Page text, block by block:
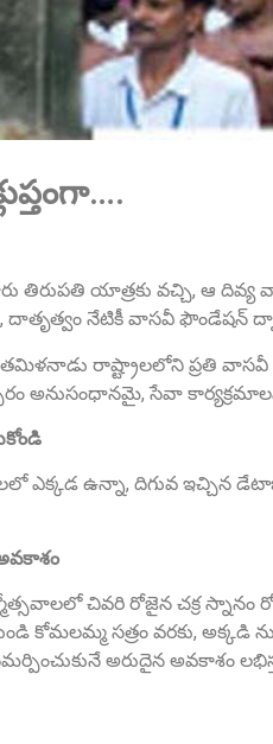
తిరుపతి యాత్రకు వచ్చి, ఆ
దాతృత్వం నేటికీ వాసవీ ఫౌండేషన్
తమిళనాడు రాష్ట్రాలలోని ప్రతి
అనుసంధానమై, సేవా
ఉన్నా, దిగువ ఇచ్చిన
చివరి రోజైన చక్ర
కోమలమ్మ సత్రం వరకు,
అరుదైన అవకాశం